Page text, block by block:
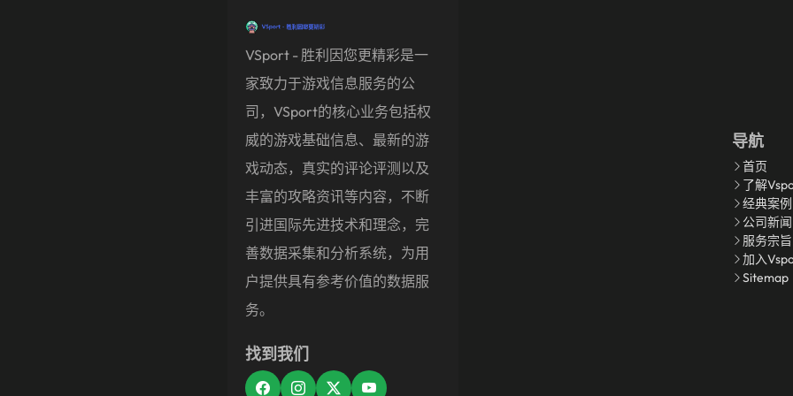
VSport - 胜利因您更精彩是一
家致力于游戏信息服务的公
司，VSport的核心业务包括权
威的游戏基础信息、最新的游
戏动态，真实的评论评测以及
丰富的攻略资讯等内容，不断
引进国际先进技术和理念，完
善数据采集和分析系统，为用
户提供具有参考价值的数据服
务。
找到我们
导航
首页
了解
经典案例
公司新闻
服务宗旨
加入
Sitemap